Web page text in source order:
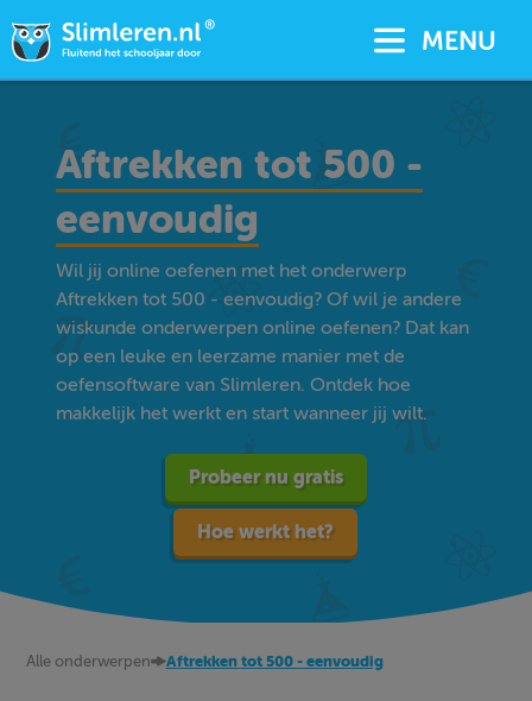
MENU
Aftrekken tot 500 -
eenvoudig
Wil jij online oefenen met het onderwerp
Aftrekken tot 500 - eenvoudig? Of wil je andere
wiskunde onderwerpen online oefenen? Dat kan
op een leuke en leerzame manier met de
oefensoftware van Slimleren. Ontdek hoe
makkelijk het werkt en start wanneer jij wilt.
Probeer nu gratis
Hoe werkt het?
Alle onderwerpen Aftrekken tot 500 - eenvoudig